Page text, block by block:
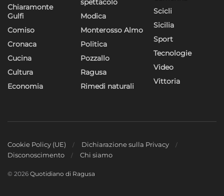
Chiaramonte
Gulfi
Comiso
Cronaca
Cucina
Cultura
Economia
spettacolo
Modica
Monterosso Almo
Politica
Pozzallo
Ragusa
Rimedi naturali
Scicli
Sicilia
Sport
Tecnologie
Video
Vittoria
Cookie Policy (UE)
Dichiarazione sulla Privacy
Disconoscimento
Chi siamo
© 2026 Quotidiano di Ragusa